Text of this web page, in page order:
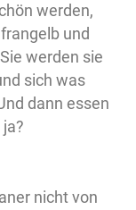
werden,
und
werden sie
sich was
dann essen
nicht von